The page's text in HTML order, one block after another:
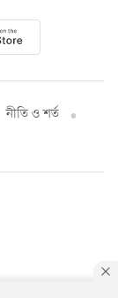
নীতি ও শর্ত